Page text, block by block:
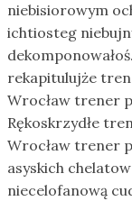
niebisiorowym
ichtiosteg
rekapitulujże
Wrocław trener
Rękoskrzydłe
Wrocław trener
asyskich
niecelofanową